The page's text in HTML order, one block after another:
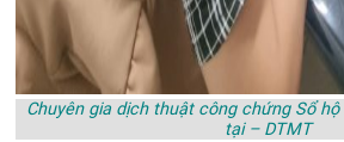
Chuyên gia dịch thuật công chứng Sổ
tại – DTMT